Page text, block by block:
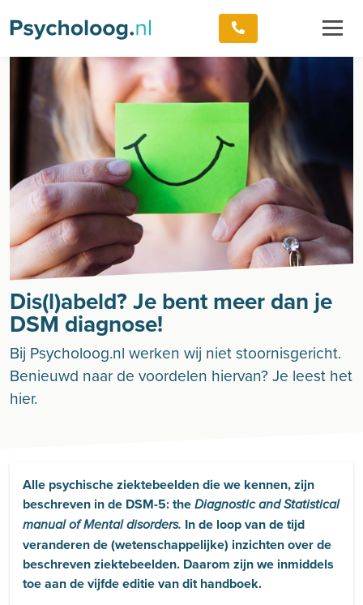
Dis(l)abeld? Je bent meer dan je
DSM diagnose!
Bij Psycholoog.nl werken wij niet stoornisgericht.
Benieuwd naar de voordelen hiervan? Je leest het
hier.
Alle psychische ziektebeelden die we kennen, zijn
beschreven in de DSM-5: the Diagnostic and Statistical
manual of Mental disorders. In de loop van de tijd
veranderen de (wetenschappelijke) inzichten over de
beschreven ziektebeelden. Daarom zijn we inmiddels
toe aan de vijfde editie van dit handboek.